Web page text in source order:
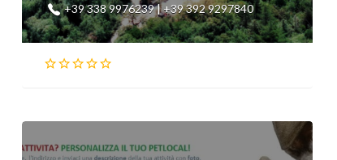
+39 338 9976239 | +39 392 9297840